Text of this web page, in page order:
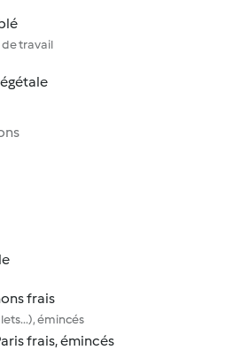
de travail
frais
émincés
frais, émincés